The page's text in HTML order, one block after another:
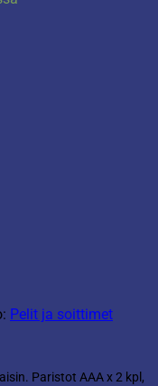
Pelit ja soittimet
Paristot AAA x 2 kpl,